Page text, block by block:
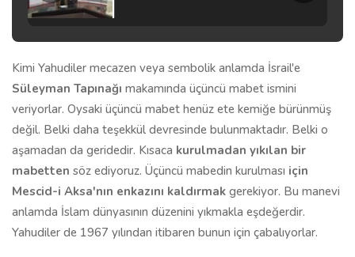
Kimi Yahudiler mecazen veya sembolik anlamda İsrail'e
Süleyman Tapınağı makamında üçüncü mabet ismini
veriyorlar. Oysaki üçüncü mabet henüz ete kemiğe bürünmüş
değil. Belki daha teşekkül devresinde bulunmaktadır. Belki o
aşamadan da geridedir. Kısaca kurulmadan yıkılan bir
mabetten söz ediyoruz. Üçüncü mabedin kurulması için
Mescid-i Aksa'nın enkazını kaldırmak gerekiyor. Bu manevi
anlamda İslam dünyasının düzenini yıkmakla eşdeğerdir.
Yahudiler de 1967 yılından itibaren bunun için çabalıyorlar.